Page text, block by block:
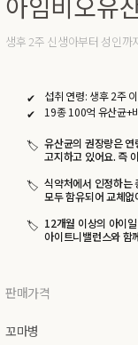
생후 2주 신생아부터 성인
섭취 연령: 생후 2주
19종 100억 유산균+
유산균의 권장량은
고지하고 있어요. 즉
식약처에서 인정하는
모두 함유되어 교체
12개월 이상의 아이
아이트니밸런스와 함
판매가격
꼬마병